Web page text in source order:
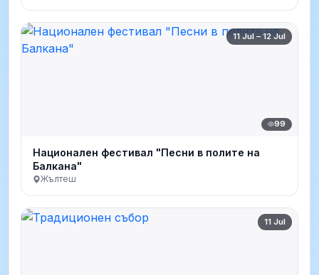
11 Jul – 12 Jul
99
Национален фестивал "Песни в полите на
Балкана"
Жълтеш
11 Jul